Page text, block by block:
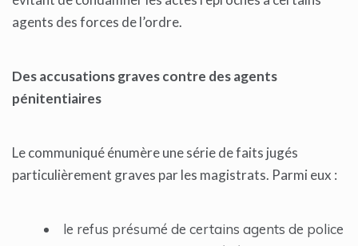
agents des forces de l’ordre.
Des accusations graves contre des agents
pénitentiaires
Le communiqué énumère une série de faits jugés
particulièrement graves par les magistrats. Parmi eux :
le refus présumé de certains agents de police